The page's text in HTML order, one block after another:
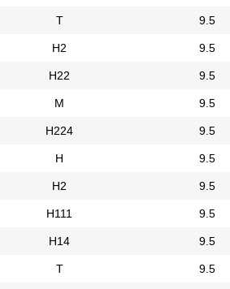
Т 9.5
Н2 9.5
Н22 9.5
М 9.5
Н224 9.5
Н 9.5
Н2 9.5
Н111 9.5
Н14 9.5
Т 9.5